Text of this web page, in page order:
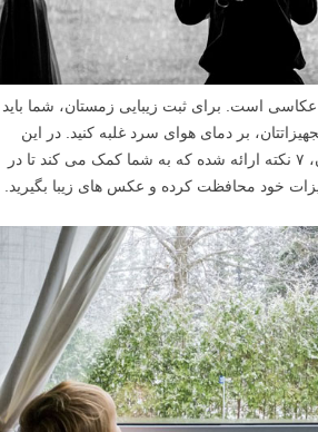
است. برای ثبت زیبایی زمستان، شما باید
بر دمای هوای سرد غلبه کنید. در این
آموزش عکاسی از زمستان، ۷ نکته ارائه شده که به شما کمک می کند تا در
خود محافظت کرده و عکس های زیبا بگیرید.